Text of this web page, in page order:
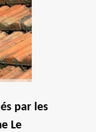
par les
Le